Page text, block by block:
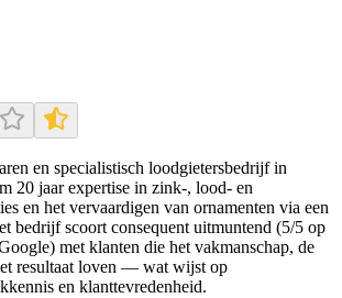
en specialistisch loodgietersbedrijf in
20 jaar expertise in zink-, lood- en
en het vervaardigen van ornamenten via een
bedrijf scoort consequent uitmuntend (5/5 op
met klanten die het vakmanschap, de
resultaat loven — wat wijst op
en klanttevredenheid.